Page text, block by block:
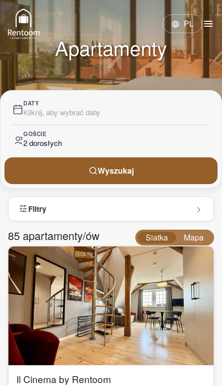
language PL menu
Apartamenty
DATY
Kliknij, aby wybrać datę
GOŚCIE
2 dorosłych
Wyszukaj
tuneFiltry
85 apartamenty/ów Siatka Mapa
1/25
Il Cinema by Rentoom